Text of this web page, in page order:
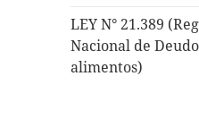
LEY N° 21.389
Nacional de
alimentos)